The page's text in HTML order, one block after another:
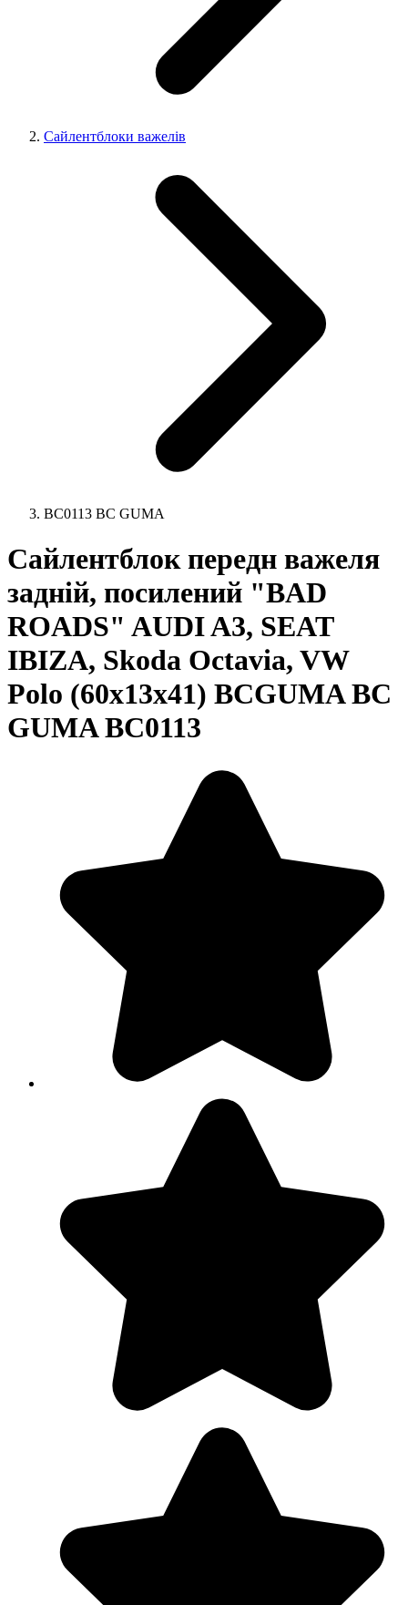
Сайлентблоки важелів
BC0113 BC GUMA
Сайлентблок передн важеля
задній, посилений "BAD
ROADS" AUDI A3, SEAT
IBIZA, Skoda Octavia, VW
Polo (60х13х41) BCGUMA BC
GUMA BC0113